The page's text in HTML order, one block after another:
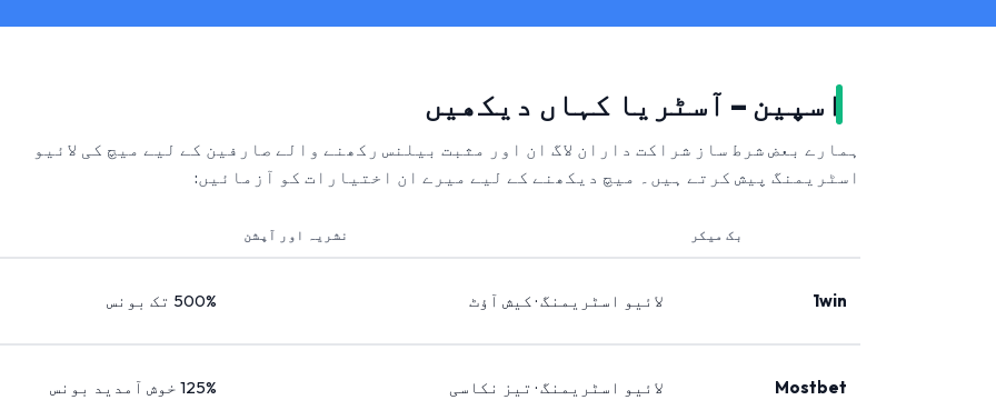
اسپین – آسٹریا کہاں دیکھیں
ہمارے بعض شرط ساز شراکت داران لاگ ان اور مثبت بیلنس رکھنے والے صارفین کے لیے میچ کی لائیو
اسٹریمنگ پیش کرتے ہیں۔ میچ دیکھنے کے لیے میرے ان اختیارات کو آزمائیں:
بک میکر نشریہ اور آپشن
1win لائیو اسٹریمنگ · کیش آؤٹ 500% تک بونس
Mostbet لائیو اسٹریمنگ · تیز نکاسی 125% خوش آمدید بونس